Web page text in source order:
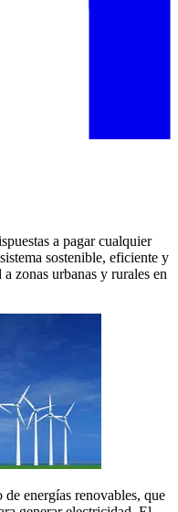
a pagar cualquier
sostenible, eficiente y
zonas urbanas y rurales en
energías renovables, que